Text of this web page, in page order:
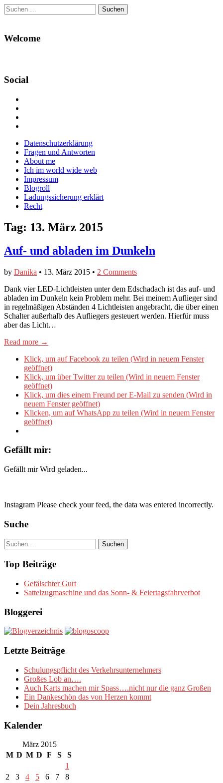
Suchen
nach:
Welcome
Social
Facebook
anzeigen
Twitter
anzeigen
auf
Instagram
anzeigen
Main
menu
Skip
content
Datenschutzerklärung
Fragen und Antworten
About me
Ich im world wide web
Impressum
Blogroll
Ladungssicherung erklärt
Recht
Tag: 13. März 2015
Auf- und abladen im Dunkeln
by Danika • 13. März 2015 • 2 Comments
Dank vier LED-Lichtleisten unter dem Edschadach ist das auf- und
abladen im Dunkeln kein Problem mehr. Bei meinem Auflieger sind
in regelmäßigen Abständen 4 Lichtleisten angebracht, die über einen
Schalter außerhalb des Aufliegers gesteuert werden. Hierfür muss
aber das Licht…
Read more →
Klick, um auf Facebook zu teilen (Wird in neuem Fenster
geöffnet)
Klick, um über Twitter zu teilen (Wird in neuem Fenster
geöffnet)
Klick, um dies einem Freund per E-Mail zu senden (Wird in
neuem Fenster geöffnet)
Klicken, um auf WhatsApp zu teilen (Wird in neuem Fenster
geöffnet)
Gefällt mir:
Gefällt mir Wird geladen...
Instagram Please check your feed, the data was entered incorrectly.
Suche
Suchen
nach:
Top Beiträge
Gefälschter Gurt
Sattelzugmaschine und das Sonn- & Feiertagsfahrverbot
Bloggerei
Letzte Beiträge
Schulungspflicht des Verkehrsunternehmers
Großes Lob an….
Auch Karts machen mir Spass….nicht nur die ganz Großen
Ein Dankeschön das von Herzen kommt
Dein Jahresbuch
Kalender
März 2015
M D M D F S
S
1
2
3 4 5 6 7
8